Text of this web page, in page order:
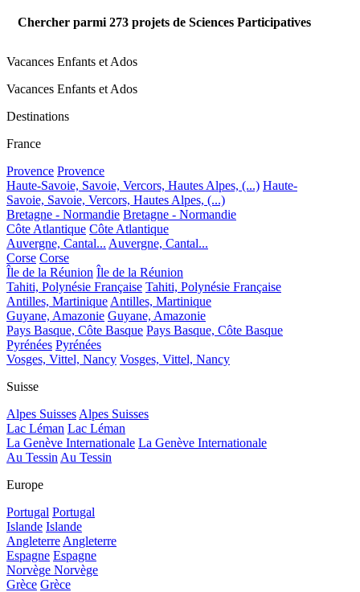
Chercher parmi 273 projets de Sciences Participatives
Vacances Enfants et Ados
Vacances Enfants et Ados
Destinations
France
Provence Provence
Haute-Savoie, Savoie, Vercors, Hautes Alpes, (...) Haute-
Savoie, Savoie, Vercors, Hautes Alpes, (...)
Bretagne - Normandie Bretagne - Normandie
Côte Atlantique Côte Atlantique
Auvergne, Cantal... Auvergne, Cantal...
Corse Corse
Île de la Réunion Île de la Réunion
Tahiti, Polynésie Française Tahiti, Polynésie Française
Antilles, Martinique Antilles, Martinique
Guyane, Amazonie Guyane, Amazonie
Pays Basque, Côte Basque Pays Basque, Côte Basque
Pyrénées Pyrénées
Vosges, Vittel, Nancy Vosges, Vittel, Nancy
Suisse
Alpes Suisses Alpes Suisses
Lac Léman Lac Léman
La Genève Internationale La Genève Internationale
Au Tessin Au Tessin
Europe
Portugal Portugal
Islande Islande
Angleterre Angleterre
Espagne Espagne
Norvège Norvège
Grèce Grèce